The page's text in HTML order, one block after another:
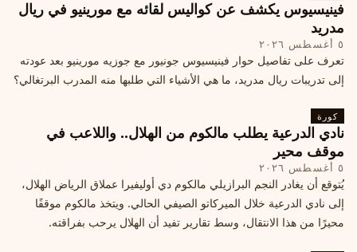
فينيسيوس يكشف عن كواليس لقائه مع مورينيو في ريال
مدريد
٥ أغسطس ٢٠٢٦
تعرف على تفاصيل حوار فينيسيوس جونيور مع جوزيه مورينيو بعد عودته
إلى تدريبات ريال مدريد، ما هي الأشياء التي طلبها منه المدرب البرتغالي؟
كورة
نادي الدرعية يطلب مالكوم من الهلال.. واللاعب في
موقف محير
٥ أغسطس ٢٠٢٦
يُتوقع أن يغادر النجم البرازيلي مالكوم دي أوليفيرا عملاق الرياض الهلال،
إلى نادي الدرعية خلال الميركاتو الصيفي الحالي. ويتخذ مالكوم موقفًا
محيرًا من هذا الانتقال، وسط تقارير تفيد أن الهلال يرحب بفراقته.